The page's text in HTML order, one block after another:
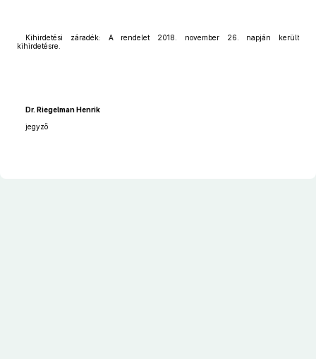
Kihirdetési záradék: A rendelet 2018. november 26. napján került
kihirdetésre.
Dr. Riegelman Henrik
jegyző